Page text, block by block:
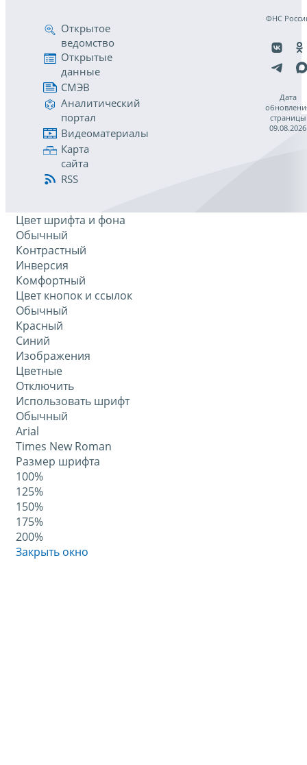
Открытое
ведомство
Открытые
данные
СМЭВ
Аналитический
портал
Видеоматериалы
Карта
сайта
RSS
ФНС
Дата
страницы
09.08.2026
Цвет шрифта и фона
Обычный
Контрастный
Инверсия
Комфортный
Цвет кнопок и ссылок
Обычный
Красный
Синий
Изображения
Цветные
Отключить
Использовать шрифт
Обычный
Arial
Times New Roman
Размер шрифта
100%
125%
150%
175%
200%
Закрыть окно